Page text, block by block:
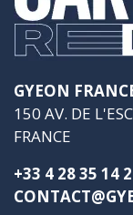
GYEON
150 AV. DE
FRANCE
+33 4 28 35 14